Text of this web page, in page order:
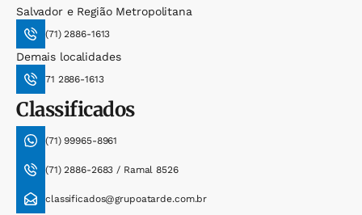
Salvador e Região Metropolitana
(71) 2886-1613
Demais localidades
71 2886-1613
Classificados
(71) 99965-8961
(71) 2886-2683 / Ramal 8526
classificados@grupoatarde.com.br